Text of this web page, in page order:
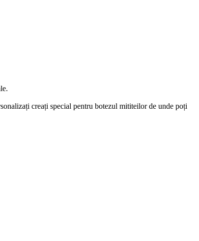
creați special pentru botezul mititeilor de unde poți